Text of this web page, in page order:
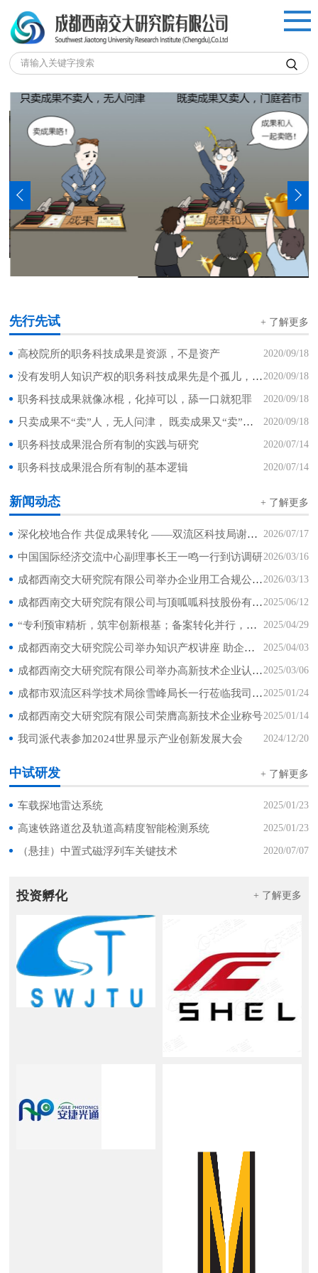

 
先行先试 + 了解更多
2020/09/18
高校院所的职务科技成果是资源，不是资产
2020/09/18
没有发明人知识产权的职务科技成果先是个孤儿，后是个弃儿
2020/09/18
职务科技成果就像冰棍，化掉可以，舔一口就犯罪
2020/09/18
只卖成果不“卖”人，无人问津， 既卖成果又“卖”人，门庭若市
2020/07/14
职务科技成果混合所有制的实践与研究
2020/07/14
职务科技成果混合所有制的基本逻辑
新闻动态 + 了解更多
2026/07/17
深化校地合作 共促成果转化 ——双流区科技局谢爽局长一行莅临我司调研座谈
2026/03/16
中国国际经济交流中心副理事长王一鸣一行到访调研
2026/03/13
成都西南交大研究院有限公司举办企业用工合规公益讲座 助力企业筑牢法律风险屏障
2025/06/12
成都西南交大研究院有限公司与顶呱呱科技股份有限公司达成战略合作
2025/04/29
“专利预审精析，筑牢创新根基；备案转化并行，激活价值潜能” 专题讲座成功举办
2025/04/03
成都西南交大研究院公司举办知识产权讲座 助企构建合规管理体系
2025/03/06
成都西南交大研究院有限公司举办高新技术企业认定公益讲座
2025/01/24
成都市双流区科学技术局徐雪峰局长一行莅临我司调研
2025/01/14
成都西南交大研究院有限公司荣膺高新技术企业称号
2024/12/20
我司派代表参加2024世界显示产业创新发展大会
中试研发 + 了解更多
2025/01/23
车载探地雷达系统
2025/01/23
高速铁路道岔及轨道高精度智能检测系统
2020/07/07
（悬挂）中置式磁浮列车关键技术
投资孵化 + 了解更多